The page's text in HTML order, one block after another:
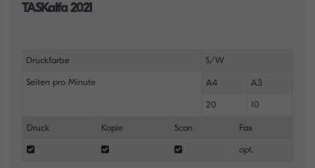
TASKalfa 2021
Druckfarbe S/W
Seiten pro Minute A4 A3
20 10
Druck Kopie Scan Fax
opt.